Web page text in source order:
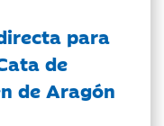
para
de
de Aragón